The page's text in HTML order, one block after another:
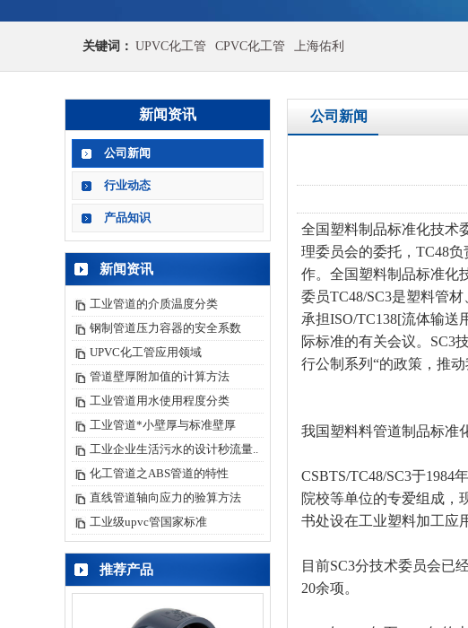
关键词： UPVC化工管 CPVC化工管 上海佑利
新闻资讯
公司新闻
行业动态
产品知识
新闻资讯
工业管道的介质温度分类
钢制管道压力容器的安全系数
UPVC化工管应用领域
管道壁厚附加值的计算方法
工业管道用水使用程度分类
工业管道*小壁厚与标准壁厚
工业企业生活污水的设计秒流量..
化工管道之ABS管道的特性
直线管道轴向应力的验算方法
工业级upvc管国家标准
推荐产品
公司新闻
全国塑料制品标准化技术
理委员会的委托，TC48
作。全国塑料制品标准化
委员TC48/SC3是塑料管
承担ISO/TC138[流体输
际标准的有关会议。SC3
行公制系列“的政策，推
我国塑料料管道制品标准
CSBTS/TC48/SC3于
院校等单位的专爱组成，
书处设在工业塑料加工应
目前SC3分技术委员会已
20余项。